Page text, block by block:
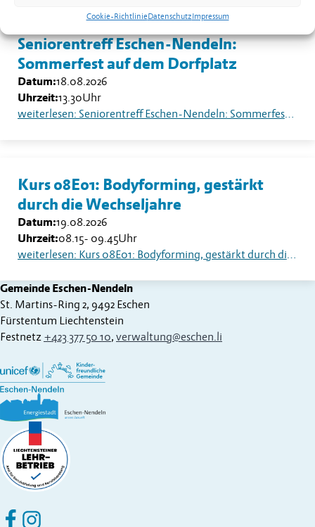
Cookie-RichtlinieDatenschutzImpressum
Seniorentreff Eschen-Nendeln:
Sommerfest auf dem Dorfplatz
Datum:18.08.2026
Uhrzeit:13.30Uhr
weiterlesen: Seniorentreff Eschen-Nendeln: Sommerfest auf dem Dorfplatz
Kurs 08E01: Bodyforming, gestärkt
durch die Wechseljahre
Datum:19.08.2026
Uhrzeit:08.15- 09.45Uhr
weiterlesen: Kurs 08E01: Bodyforming, gestärkt durch die Wechseljahre
Gemeinde Eschen-Nendeln
St. Martins-Ring 2, 9492 Eschen
Fürstentum Liechtenstein
Festnetz +423 377 50 10, verwaltung@eschen.li